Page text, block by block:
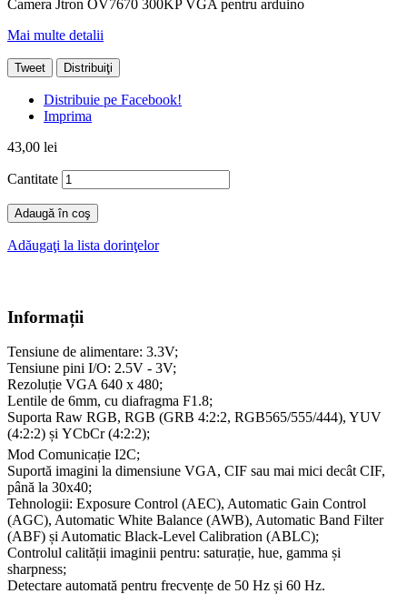
Camera Jtron OV7670 300KP VGA pentru arduino
Mai multe detalii
Tweet Distribuiţi
Distribuie pe Facebook!
Imprima
43,00 lei
Cantitate
Adaugă în coş
Adăugaţi la lista dorinţelor
Informații
Tensiune de alimentare: 3.3V;
Tensiune pini I/O: 2.5V - 3V;
Rezoluție VGA 640 x 480;
Lentile de 6mm, cu diafragma F1.8;
Suporta Raw RGB, RGB (GRB 4:2:2, RGB565/555/444), YUV
(4:2:2) și YCbCr (4:2:2);
Mod Comunicație I2C;
Suportă imagini la dimensiune VGA, CIF sau mai mici decât CIF,
până la 30x40;
Tehnologii: Exposure Control (AEC), Automatic Gain Control
(AGC), Automatic White Balance (AWB), Automatic Band Filter
(ABF) și Automatic Black-Level Calibration (ABLC);
Controlul calității imaginii pentru: saturație, hue, gamma și
sharpness;
Detectare automată pentru frecvențe de 50 Hz și 60 Hz.